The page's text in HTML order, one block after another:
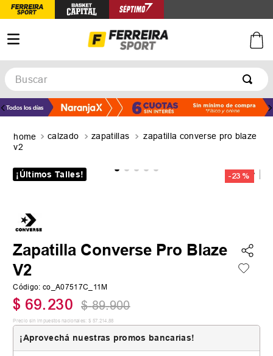
Buscar
TÉRMINOS MÁS BUSCADOS
2
calzado zapatillas
zapatilla converse pro blaze
v2
¡Últimos Talles! -23 %
Zapatilla Converse Pro Blaze
V2
Código: co_A07517C_11M
$ 69.230 $ 89.900
Precio sin impuestos nacionales: $ 57.214 ,88
¡Aprovechá nuestras promos bancarias!